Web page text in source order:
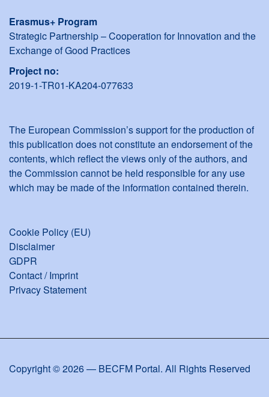
Erasmus+ Program
Strategic Partnership – Cooperation for Innovation and the
Exchange of Good Practices
Project no:
2019-1-TR01-KA204-077633
The European Commission’s support for the production of
this publication does not constitute an endorsement of the
contents, which reflect the views only of the authors, and
the Commission cannot be held responsible for any use
which may be made of the information contained therein.
Cookie Policy (EU)
Disclaimer
GDPR
Contact / Imprint
Privacy Statement
Copyright © 2026 — BECFM Portal. All Rights Reserved